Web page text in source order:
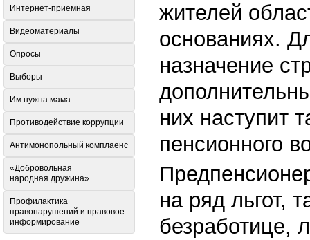
жителей
основаниях.
назначение
них наступит
пенсионного
на ряд льгот,
безработице,
Интернет-приемная
Видеоматериалы
Опросы
Выборы
Им нужна мама
Противодействие коррупции
Антимонопольный комплаенс
«Добровольная
народная дружина»
Профилактика
правонарушений и правовое
информирование